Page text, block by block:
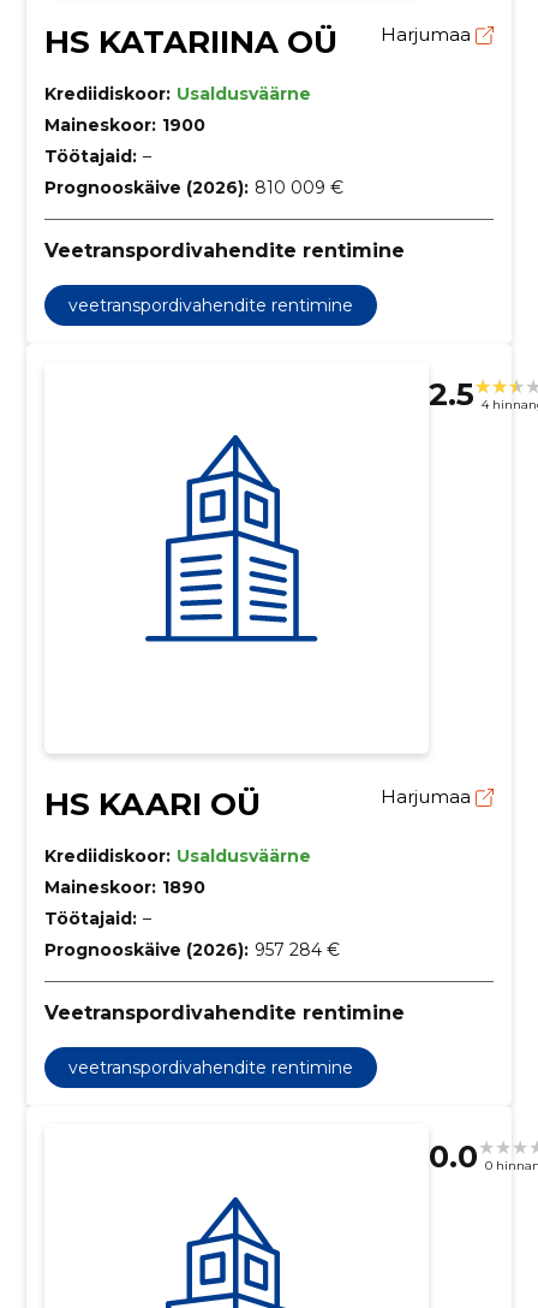
HS KATARIINA OÜ Harjumaa
Krediidiskoor: Usaldusväärne
Maineskoor: 1900
Töötajaid: –
Prognooskäive (2026): 810 009 €
Veetranspordivahendite rentimine
veetranspordivahendite rentimine
2.5 4
HS KAARI OÜ Harjumaa
Krediidiskoor: Usaldusväärne
Maineskoor: 1890
Töötajaid: –
Prognooskäive (2026): 957 284 €
Veetranspordivahendite rentimine
veetranspordivahendite rentimine
0.0 0